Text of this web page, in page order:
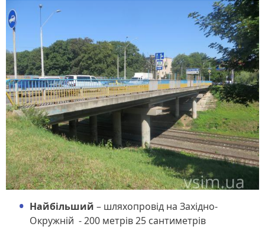
Найбільший – шляхопровід на Західно-
Окружній - 200 метрів 25 сантиметрів